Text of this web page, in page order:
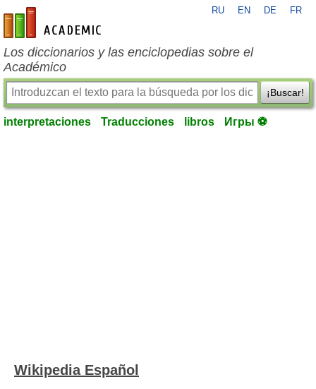
es-academic.com
RU EN DE FR
Los diccionarios y las enciclopedias sobre el
Académico
¡Buscar!
interpretaciones Traducciones libros Игры ⚽
Wikipedia Español